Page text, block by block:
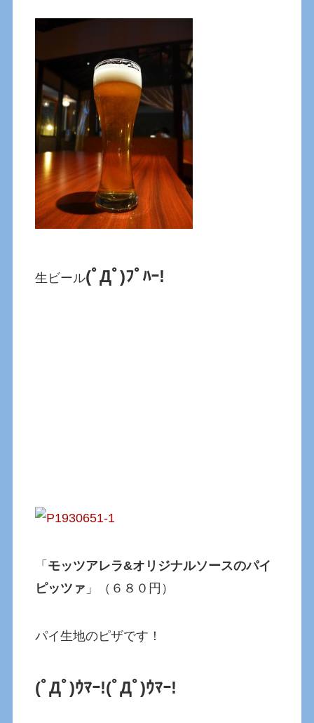
生ビール(ﾟДﾟ)ﾌﾟﾊｰ!
「 モッツアレラ&オリジナルソースのパイ
ピッツァ 」（６８０円）
パイ生地のピザです！
(ﾟДﾟ)ｳﾏｰ!(ﾟДﾟ)ｳﾏｰ!